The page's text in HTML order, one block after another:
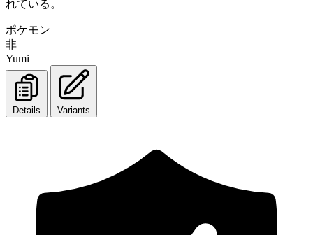
れている。
ポケモン
非
Yumi
Details Variants